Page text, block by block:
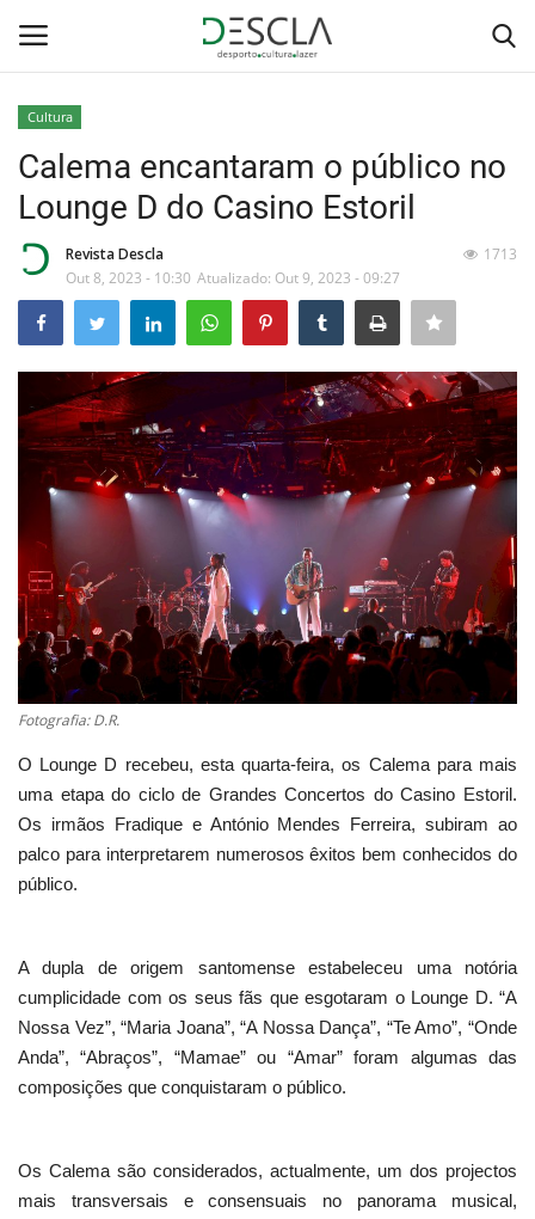
Home
...by Descla
Desporto
Contactos
Sobre Nós
Educação
Estatuto Editorial
Saúde
Ficha técnica
Cultura
Lazer
Ambiente
Cultura
Calema encantaram o público no
Lounge D do Casino Estoril
Revista Descla
Out 8, 2023 - 10:30 Atualizado: Out 9, 2023 - 09:27
1713
Fotografia: D.R.
O Lounge D recebeu, esta quarta-feira, os Calema para mais
uma etapa do ciclo de Grandes Concertos do Casino Estoril.
Os irmãos Fradique e António Mendes Ferreira, subiram ao
palco para interpretarem numerosos êxitos bem conhecidos do
público.
A dupla de origem santomense estabeleceu uma notória
cumplicidade com os seus fãs que esgotaram o Lounge D. “A
Nossa Vez”, “Maria Joana”, “A Nossa Dança”, “Te Amo”, “Onde
Anda”, “Abraços”, “Mamae” ou “Amar” foram algumas das
composições que conquistaram o público.
Os Calema são considerados, actualmente, um dos projectos
mais transversais e consensuais no panorama musical,